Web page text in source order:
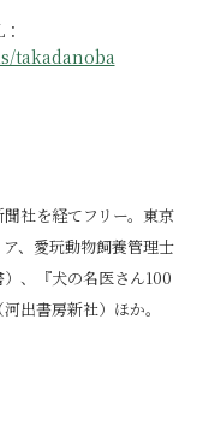
takadanoba
社を経てフリー。東京
、愛玩動物飼養管理士
、『犬の名医さん100
出書房新社）ほか。